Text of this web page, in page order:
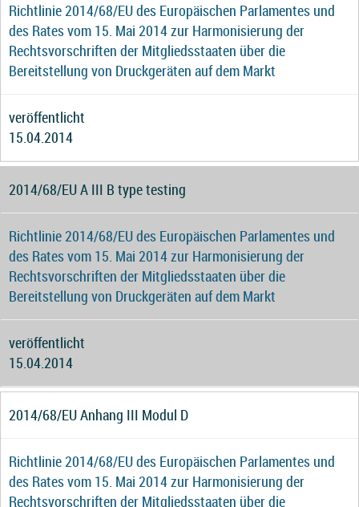
Richtlinie 2014/68/EU des Europäischen Parlamentes und
des Rates vom 15. Mai 2014 zur Harmonisierung der
Rechtsvorschriften der Mitgliedsstaaten über die
Bereitstellung von Druckgeräten auf dem Markt
veröffentlicht
15.04.2014
2014/68/EU A III B type testing
Richtlinie 2014/68/EU des Europäischen Parlamentes und
des Rates vom 15. Mai 2014 zur Harmonisierung der
Rechtsvorschriften der Mitgliedsstaaten über die
Bereitstellung von Druckgeräten auf dem Markt
veröffentlicht
15.04.2014
2014/68/EU Anhang III Modul D
Richtlinie 2014/68/EU des Europäischen Parlamentes und
des Rates vom 15. Mai 2014 zur Harmonisierung der
Rechtsvorschriften der Mitgliedsstaaten über die